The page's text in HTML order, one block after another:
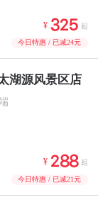
¥  起
今日特惠 / 已减24元
湖源风景区店
¥  起
今日特惠 / 已减21元